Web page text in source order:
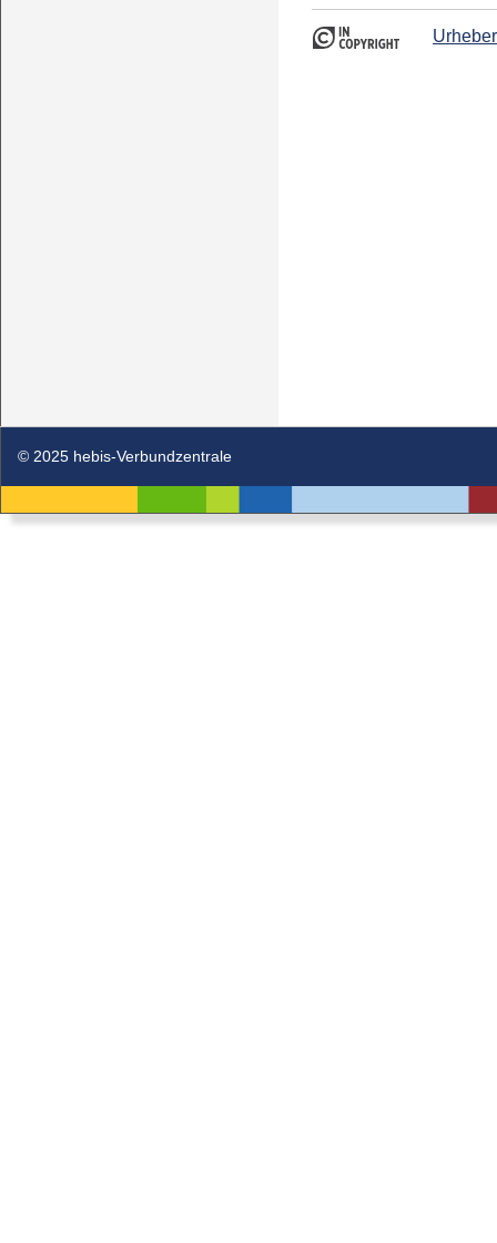
© 2025 hebis-Verbundzentrale